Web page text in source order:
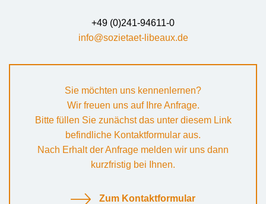
+49 (0)241-94611-0
info@sozietaet-libeaux.de
Sie möchten uns kennenlernen?
Wir freuen uns auf Ihre Anfrage.
Bitte füllen Sie zunächst das unter diesem Link
befindliche Kontaktformular aus.
Nach Erhalt der Anfrage melden wir uns dann
kurzfristig bei Ihnen.
Zum Kontaktformular